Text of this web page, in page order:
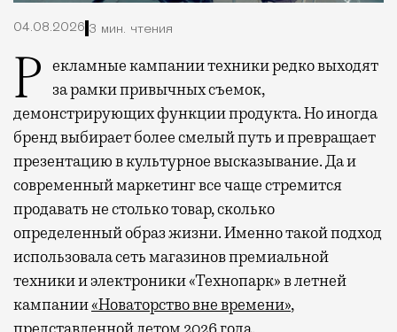
04.08.2026 3 мин. чтения
Рекламные кампании техники редко выходят
за рамки привычных съемок,
демонстрирующих функции продукта. Но иногда
бренд выбирает более смелый путь и превращает
презентацию в культурное высказывание. Да и
современный маркетинг все чаще стремится
продавать не столько товар, сколько
определенный образ жизни. Именно такой подход
использовала сеть магазинов премиальной
техники и электроники «Технопарк» в летней
кампании«Новаторство вне времени»,